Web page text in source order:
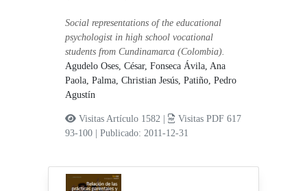
Social representations of the educational
psychologist in high school vocational
students from Cundinamarca (Colombia).
Agudelo Oses, César,Fonseca Ávila, Ana
Paola,Palma, Christian Jesús,Patiño, Pedro
Agustín
Visitas Artículo 1582 |
Visitas PDF 617
93-100
|Publicado: 2011-12-31